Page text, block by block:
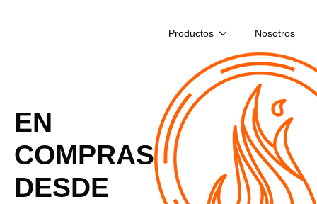
EN
COMPRAS
DESDE
Productos Nosotros